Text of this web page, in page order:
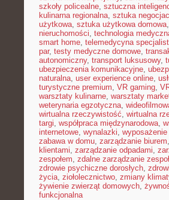
szkoły policealne, sztuczna
kulinarna regionalna, sztuka
użytkowa, sztuka użytkowa domowa,
nieruchomości, technologia
smart home, telemedycyna
par, testy medyczne domowe,
autonomiczny, transport luksusowy,
ubezpieczenia komunikacyjne,
naturalna, user experience online,
turystyczne premium, VR gaming,
warsztaty kulinarne, warsztaty
weterynaria egzotyczna,
wirtualna rzeczywistość, wirtualna
targi, współpraca międzynarodowa,
internetowe, wynalazki, wyposażenie
zabawa w domu, zarządzanie biurem,
klientami, zarządzanie odpadami,
zespołem, zdalne zarządzanie
zdrowie psychiczne dorosłych,
życia, ziołolecznictwo, zmiany
żywienie zwierząt domowych,
funkcjonalna